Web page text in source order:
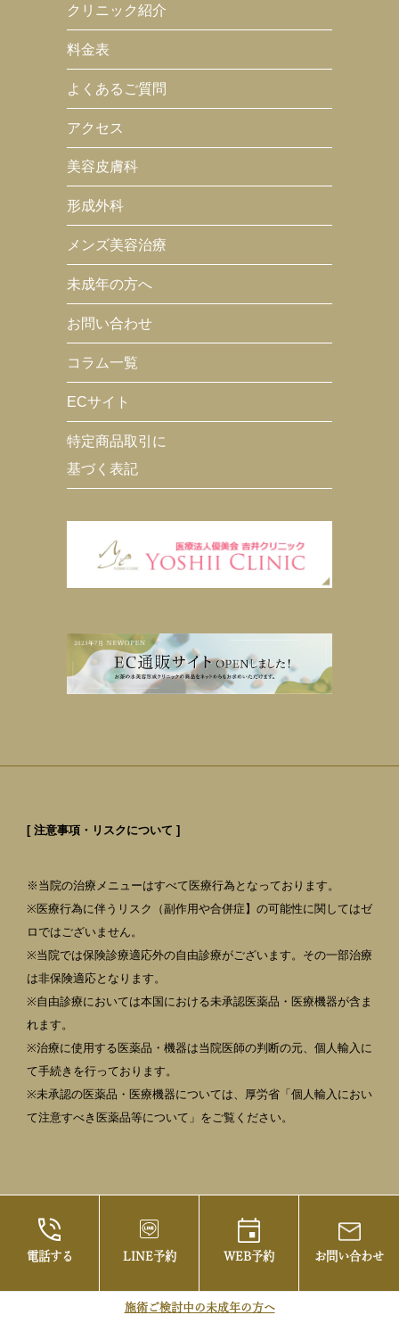
電話する LINE予約 WEB予約 お問い合わせ
施術ご検討中の未成年の方へ
クリニック紹介
料金表
よくあるご質問
アクセス
美容皮膚科
形成外科
メンズ美容治療
未成年の方へ
お問い合わせ
コラム一覧
ECサイト
特定商品取引に
基づく表記
[ 注意事項・リスクについて ]
※当院の治療メニューはすべて医療行為となっております。
※医療行為に伴うリスク（副作用や合併症】の可能性に関してはゼ
ロではございません。
※当院では保険診療適応外の自由診療がございます。その一部治療
は非保険適応となります。
※自由診療においては本国における未承認医薬品・医療機器が含ま
れます。
※治療に使用する医薬品・機器は当院医師の判断の元、個人輸入に
て手続きを行っております。
※未承認の医薬品・医療機器については、厚労省「個人輸入におい
て注意すべき医薬品等について」をご覧ください。
らお茶の水美容形成クリニック